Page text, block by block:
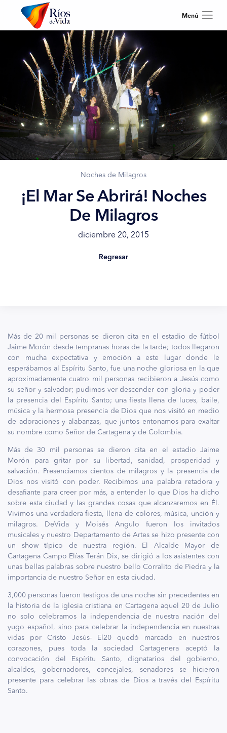
Noches de Milagros
¡El Mar Se Abrirá! Noches
De Milagros
diciembre 20, 2015
Regresar
Más de 20 mil personas se dieron cita en el estadio de fútbol
Jaime Morón desde tempranas horas de la tarde; todos llegaron
con mucha expectativa y emoción a este lugar donde le
esperábamos al Espíritu Santo, fue una noche gloriosa en la que
aproximadamente cuatro mil personas recibieron a Jesús como
su señor y salvador; pudimos ver descender con gloria y poder
la presencia del Espíritu Santo; una fiesta llena de luces, baile,
música y la hermosa presencia de Dios que nos visitó en medio
de adoraciones y alabanzas, que juntos entonamos para exaltar
su nombre como Señor de Cartagena y de Colombia.
Más de 30 mil personas se dieron cita en el estadio Jaime
Morón para gritar por su libertad, sanidad, prosperidad y
salvación. Presenciamos cientos de milagros y la presencia de
Dios nos visitó con poder. Recibimos una palabra retadora y
desafiante para creer por más, a entender lo que Dios ha dicho
sobre esta ciudad y las grandes cosas que alcanzaremos en Él.
Vivimos una verdadera fiesta, llena de colores, música, unción y
milagros. DeVida y Moisés Angulo fueron los invitados
musicales y nuestro Departamento de Artes se hizo presente con
un show típico de nuestra región. El Alcalde Mayor de
Cartagena Campo Elías Terán Dix, se dirigió a los asistentes con
unas bellas palabras sobre nuestro bello Corralito de Piedra y la
importancia de nuestro Señor en esta ciudad.
3,000 personas fueron testigos de una noche sin precedentes en
la historia de la iglesia cristiana en Cartagena aquel 20 de Julio
no solo celebramos la independencia de nuestra nación del
yugo español, sino para celebrar la independencia en nuestras
vidas por Cristo Jesús- El20 quedó marcado en nuestros
corazones, pues toda la sociedad Cartagenera aceptó la
convocación del Espíritu Santo, dignatarios del gobierno,
alcaldes, gobernadores, concejales, senadores se hicieron
presente para celebrar las obras de Dios a través del Espíritu
Santo.